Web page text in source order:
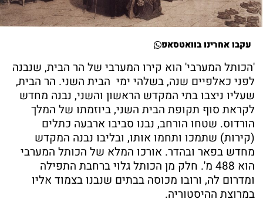
עקבו אחרינו בוואטסאפ
'הכותל המערבי' הוא קירו המערבי של הר הבית, שנבנה
לפני כאלפיים שנה, בשלהי ימי הבית השני. הר הבית,
שעליו ניצבו בתי המקדש הראשון והשני, נבנה מחדש
לקראת סוף תקופת הבית השני, ביוזמתו של המלך
הורדוס. שטחו הורחב, נבנו סביבו ארבעה כתלים
(קירות) שתמכו ותחמו אותו, ובליבו נבנה המקדש
מחדש בפאר ובהדר. אורכו המלא של הכותל המערבי
הוא 488 מ'. חלק מן הכותל גלוי ברחבת התפילה
ומדרום לה, ורובו מכוסה בבתים שנבנו בצמוד אליו
במרוצת ההיסטוריה.